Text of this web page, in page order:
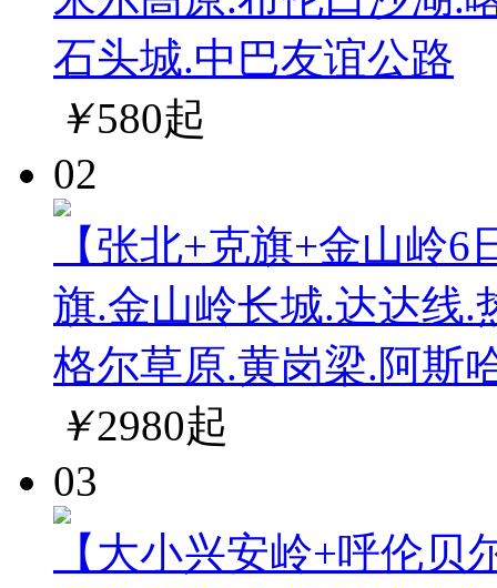
石头城.中巴友谊公路
￥580起
02
【张北+克旗+金山岭
旗.金山岭长城.达达线.
格尔草原.黄岗梁.阿斯
￥2980起
03
【大小兴安岭+呼伦